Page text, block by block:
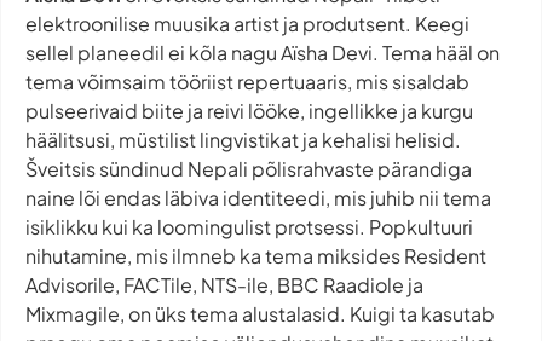
elektroonilise muusika artist ja produtsent. Keegi
sellel planeedil ei kõla nagu Aïsha Devi. Tema hääl on
tema võimsaim tööriist repertuaaris, mis sisaldab
pulseerivaid biite ja reivi lööke, ingellikke ja kurgu
häälitsusi, müstilist lingvistikat ja kehalisi helisid.
Šveitsis sündinud Nepali põlisrahvaste pärandiga
naine lõi endas läbiva identiteedi, mis juhib nii tema
isiklikku kui ka loomingulist protsessi. Popkultuuri
nihutamine, mis ilmneb ka tema miksides Resident
Advisorile, FACTile, NTS-ile, BBC Raadiole ja
Mixmagile, on üks tema alustalasid. Kuigi ta kasutab